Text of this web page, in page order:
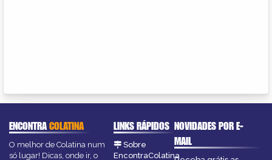
ENCONTRACOLATINA
O melhor de Colatina num
só lugar! Dicas, onde ir, o
LINKS RÁPIDOS
Sobre
EncontraColatina
NOVIDADES POR E-
MAIL